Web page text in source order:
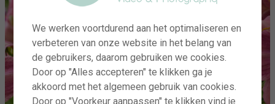
We werken voortdurend aan het optimaliseren en
verbeteren van onze website in het belang van
de gebruikers, daarom gebruiken we cookies.
Door op "Alles accepteren" te klikken ga je
akkoord met het algemeen gebruik van cookies.
Door op "Voorkeur aanpassen" te klikken vind je